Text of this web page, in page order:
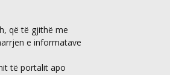
që të gjithë me
e informatave
të portalit apo